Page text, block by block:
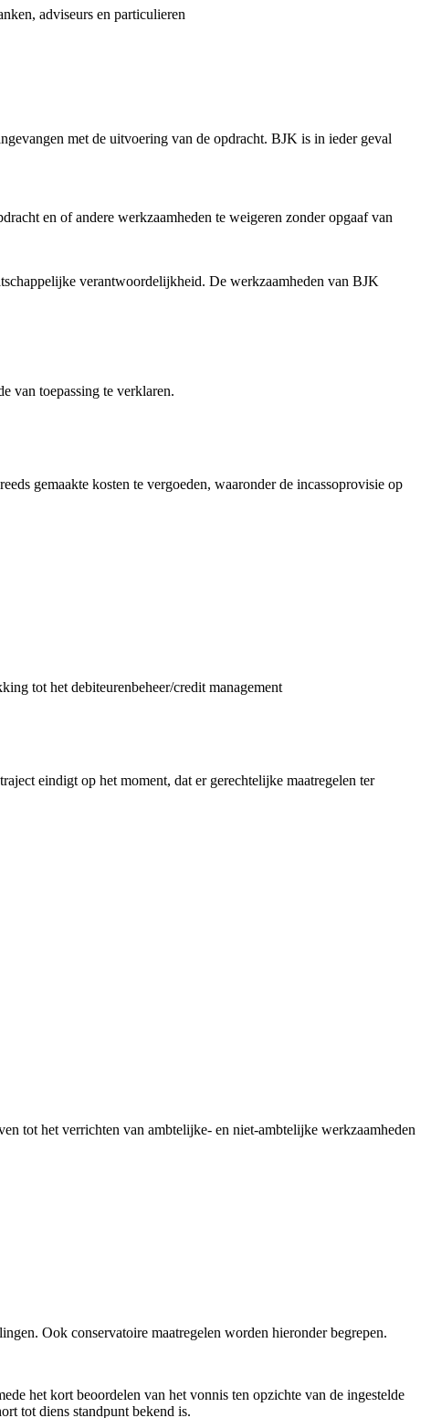
adviseurs en particulieren
met de uitvoering van de opdracht. BJK is in ieder geval
en of andere werkzaamheden te weigeren zonder opgaaf van
verantwoordelijkheid. De werkzaamheden van BJK
van toepassing te verklaren.
gemaakte kosten te vergoeden, waaronder de incassoprovisie op
tot het debiteurenbeheer/credit management
eindigt op het moment, dat er gerechtelijke maatregelen ter
tot het verrichten van ambtelijke- en niet-ambtelijke werkzaamheden
Ook conservatoire maatregelen worden hieronder begrepen.
het kort beoordelen van het vonnis ten opzichte van de ingestelde
tot diens standpunt bekend is.